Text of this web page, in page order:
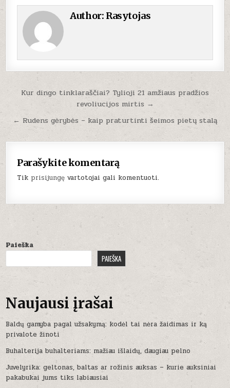
Author: Rasytojas
Navigacija
tarp
įrašų
Kur dingo tinklaraščiai? Tylioji 21 amžiaus pradžios
revoliucijos mirtis →
← Rudens gėrybės – kaip praturtinti šeimos pietų stalą
Parašykite komentarą
Tik prisijungę vartotojai gali komentuoti.
Paieška
PAIEŠKA
Naujausi įrašai
Baldų gamyba pagal užsakymą: kodėl tai nėra žaidimas ir ką
privalote žinoti
Buhalterija buhalteriams: mažiau išlaidų, daugiau pelno
Juvelyrika: geltonas, baltas ar rožinis auksas – kurie auksiniai
pakabukai jums tiks labiausiai